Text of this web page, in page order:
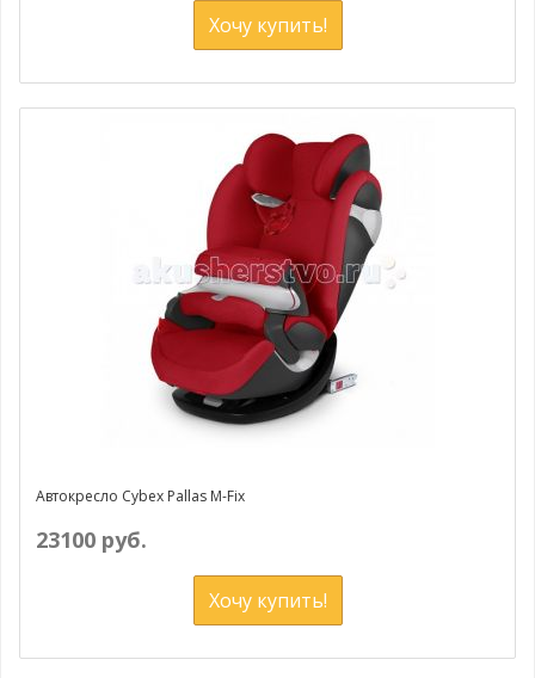
Хочу купить!
Автокресло Cybex Pallas M-Fix
23100 руб.
Хочу купить!